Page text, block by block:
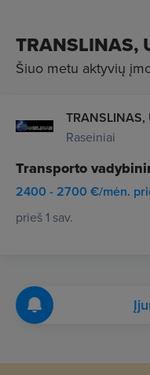
TRANSLINAS,
Šiuo metu aktyvių
TRANSLINAS,
Raseiniai
Transporto
2400 - 2700 €/mėn.
prieš 1 sav.